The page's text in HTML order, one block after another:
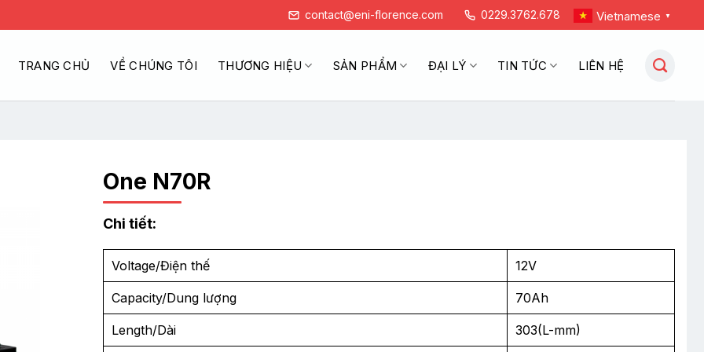
contact@eni-florence.com 0229.3762.678 Vietnamese ▼
TRANG CHỦ VỀ CHÚNG TÔI THƯƠNG HIỆU SẢN PHẨM ĐẠI LÝ TIN TỨC LIÊN HỆ
One N70R
Chi tiết:
Voltage/Điện thế 12V
Capacity/Dung lượng 70Ah
Length/Dài 303(L-mm)